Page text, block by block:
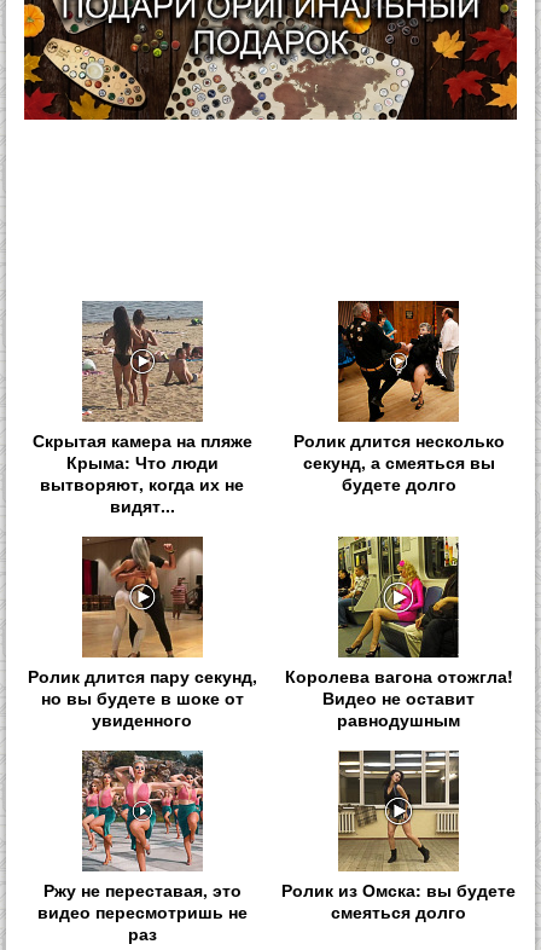
Скрытая камера на пляже
Крыма: Что люди
вытворяют, когда их не
видят...
Ролик длится несколько
секунд, а смеяться вы
будете долго
Ролик длится пару секунд,
но вы будете в шоке от
увиденного
Королева вагона отожгла!
Видео не оставит
равнодушным
Ржу не переставая, это
видео пересмотришь не
раз
Ролик из Омска: вы будете
смеяться долго